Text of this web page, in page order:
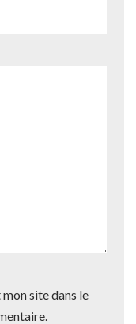
site dans le